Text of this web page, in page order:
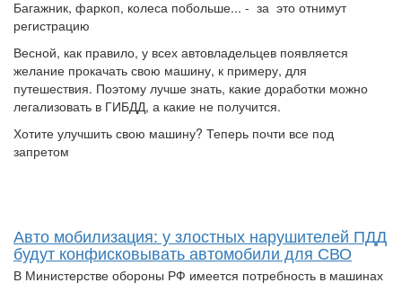
Багажник, фаркоп, колеса побольше... - за это отнимут
регистрацию
Весной, как правило, у всех автовладельцев появляется
желание прокачать свою машину, к примеру, для
путешествия. Поэтому лучше знать, какие доработки можно
легализовать в ГИБДД, а какие не получится.
Хотите улучшить свою машину? Теперь почти все под
запретом
Авто мобилизация: у злостных нарушителей ПДД
будут конфисковывать автомобили для СВО
В Министерстве обороны РФ имеется потребность в машинах